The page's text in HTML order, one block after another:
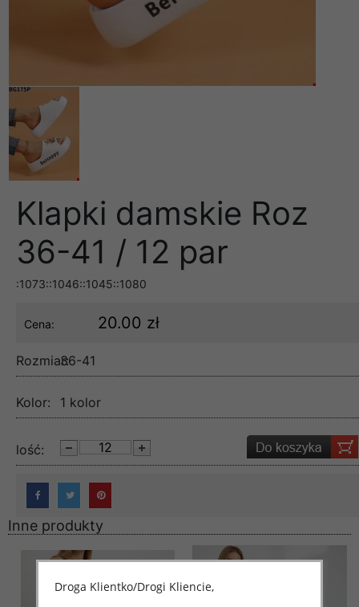
Klapki damskie Roz
36-41 / 12 par
:1073::1046::1045::1080
Cena: 20.00 zł
Rozmiar:36-41
Kolor: 1 kolor
lość:
Inne produkty
Droga Klientko/Drogi Kliencie,